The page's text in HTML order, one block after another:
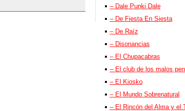
– Dale Punki Dale
– De Fiesta En Siesta
– De Raíz
– Disonancias
– El Chupacabras
– El club de los malos
– El Kiosko
– El Mundo Sobrenatural
– El Rincón del Alma y el